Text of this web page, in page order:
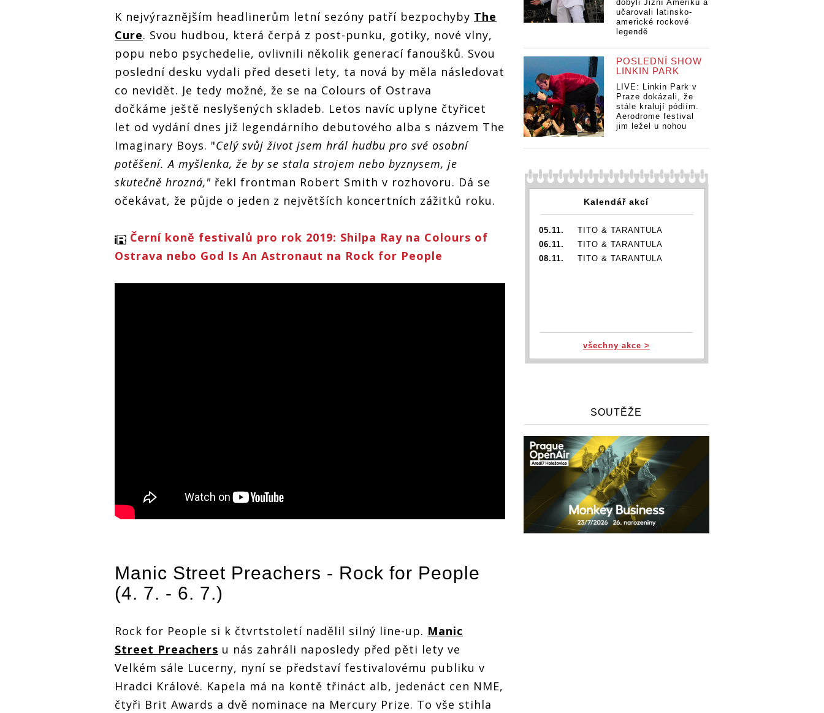
Ostrava
Colours of
Ostrava
Colours of
Ostrava
Ostrava
Ostrava
Colours of
Ostrava
K nejvýraznějším headlinerům letní sezóny patří bezpochyby The
Cure. Svou hudbou, která čerpá z post-punku, gotiky, nové vlny,
popu nebo psychedelie, ovlivnili několik generací fanoušků. Svou
poslední desku vydali před deseti lety, ta nová by měla následovat
co nevidět. Je tedy možné, že se na Colours of Ostrava
dočkáme ještě neslyšených skladeb. Letos navíc uplyne čtyřicet
let od vydání dnes již legendárního debutového alba s názvem The
Imaginary Boys. "Celý svůj život jsem hrál hudbu pro své osobní
potěšení. A myšlenka, že by se stala strojem nebo byznysem, je
skutečně hrozná," řekl frontman Robert Smith v rozhovoru. Dá se
očekávat, že půjde o jeden z největších koncertních zážitků roku.
Černí koně festivalů pro rok 2019: Shilpa Ray na Colours of
Ostrava nebo God Is An Astronaut na Rock for People
Manic Street Preachers - Rock for People
(4. 7. - 6. 7.)
Rock for People si k čtvrtstoletí nadělil silný line-up. Manic
Street Preachers u nás zahráli naposledy před pěti lety ve
Velkém sále Lucerny, nyní se představí festivalovému publiku v
Hradci Králové. Kapela má na kontě třináct alb, jedenáct cen NME,
čtyři Brit Awards a dvě nominace na Mercury Prize. To vše stihla
dobyli Jižní Ameriku a
učarovali latinsko-
americké rockové
legendě
POSLEDNÍ SHOW
LINKIN PARK
LIVE: Linkin Park v
Praze dokázali, že
stále kralují pódiím.
Aerodrome festival
jim ležel u nohou
Kalendář akcí
05.11.
TITO & TARANTULA
06.11.
TITO & TARANTULA
08.11.
TITO & TARANTULA
všechny akce >
SOUTĚŽE